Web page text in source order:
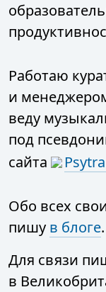
Работаю
и
веду
под
сайта
Обо всех
пишу в блоге.
Для связи
в